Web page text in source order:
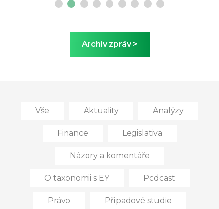
Archiv zpráv >
Vše Aktuality Analýzy
Finance Legislativa
Názory a komentáře
O taxonomii s EY Podcast
Právo Případové studie